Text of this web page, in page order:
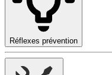
Réflexes prévention